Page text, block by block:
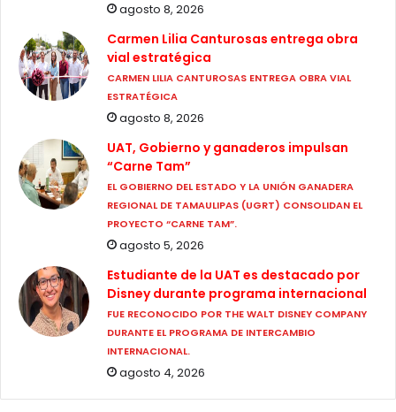
agosto 8, 2026
Carmen Lilia Canturosas entrega obra
vial estratégica
CARMEN LILIA CANTUROSAS ENTREGA OBRA VIAL
ESTRATÉGICA
agosto 8, 2026
UAT, Gobierno y ganaderos impulsan
“Carne Tam”
EL GOBIERNO DEL ESTADO Y LA UNIÓN GANADERA
REGIONAL DE TAMAULIPAS (UGRT) CONSOLIDAN EL
PROYECTO “CARNE TAM”.
agosto 5, 2026
Estudiante de la UAT es destacado por
Disney durante programa internacional
FUE RECONOCIDO POR THE WALT DISNEY COMPANY
DURANTE EL PROGRAMA DE INTERCAMBIO
INTERNACIONAL.
agosto 4, 2026